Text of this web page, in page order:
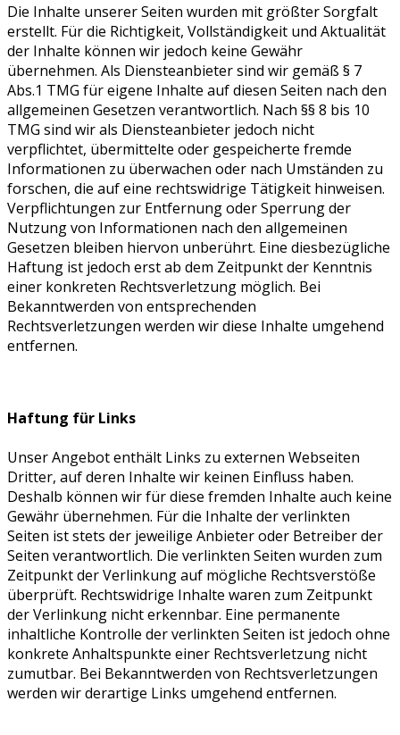
Die Inhalte unserer Seiten wurden mit größter Sorgfalt
erstellt. Für die Richtigkeit, Vollständigkeit und Aktualität
der Inhalte können wir jedoch keine Gewähr
übernehmen. Als Diensteanbieter sind wir gemäß § 7
Abs.1 TMG für eigene Inhalte auf diesen Seiten nach den
allgemeinen Gesetzen verantwortlich. Nach §§ 8 bis 10
TMG sind wir als Diensteanbieter jedoch nicht
verpflichtet, übermittelte oder gespeicherte fremde
Informationen zu überwachen oder nach Umständen zu
forschen, die auf eine rechtswidrige Tätigkeit hinweisen.
Verpflichtungen zur Entfernung oder Sperrung der
Nutzung von Informationen nach den allgemeinen
Gesetzen bleiben hiervon unberührt. Eine diesbezügliche
Haftung ist jedoch erst ab dem Zeitpunkt der Kenntnis
einer konkreten Rechtsverletzung möglich. Bei
Bekanntwerden von entsprechenden
Rechtsverletzungen werden wir diese Inhalte umgehend
entfernen.
Haftung für Links
Unser Angebot enthält Links zu externen Webseiten
Dritter, auf deren Inhalte wir keinen Einfluss haben.
Deshalb können wir für diese fremden Inhalte auch keine
Gewähr übernehmen. Für die Inhalte der verlinkten
Seiten ist stets der jeweilige Anbieter oder Betreiber der
Seiten verantwortlich. Die verlinkten Seiten wurden zum
Zeitpunkt der Verlinkung auf mögliche Rechtsverstöße
überprüft. Rechtswidrige Inhalte waren zum Zeitpunkt
der Verlinkung nicht erkennbar. Eine permanente
inhaltliche Kontrolle der verlinkten Seiten ist jedoch ohne
konkrete Anhaltspunkte einer Rechtsverletzung nicht
zumutbar. Bei Bekanntwerden von Rechtsverletzungen
werden wir derartige Links umgehend entfernen.